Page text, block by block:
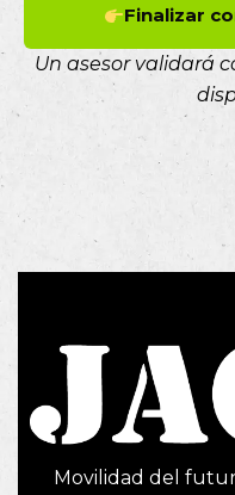
Finalizar
Un asesor validará
Movilidad del